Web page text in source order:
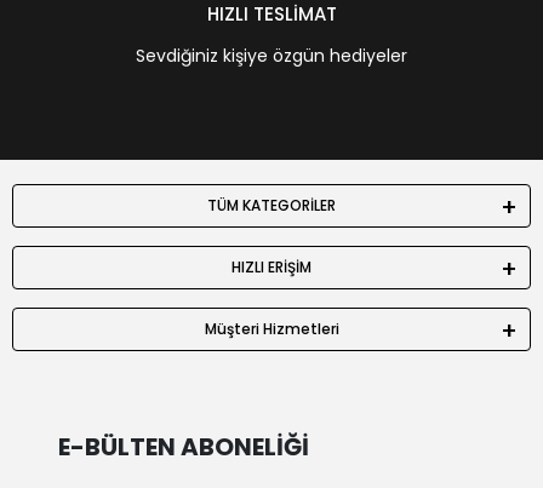
HIZLI TESLİMAT
Sevdiğiniz kişiye özgün hediyeler
TÜM KATEGORİLER
HIZLI ERİŞİM
Müşteri Hizmetleri
E-BÜLTEN ABONELİĞİ